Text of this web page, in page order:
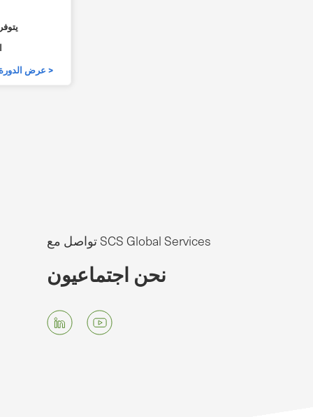
عرض الدورة >
تواصل مع SCS Global Services
نحن اجتماعيون